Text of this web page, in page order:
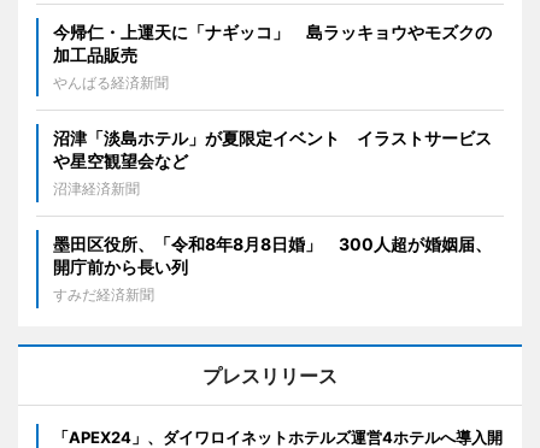
今帰仁・上運天に「ナギッコ」 島ラッキョウやモズクの
加工品販売
やんばる経済新聞
沼津「淡島ホテル」が夏限定イベント イラストサービス
や星空観望会など
沼津経済新聞
墨田区役所、「令和8年8月8日婚」 300人超が婚姻届、
開庁前から長い列
すみだ経済新聞
プレスリリース
「APEX24」、ダイワロイネットホテルズ運営4ホテルへ導入開